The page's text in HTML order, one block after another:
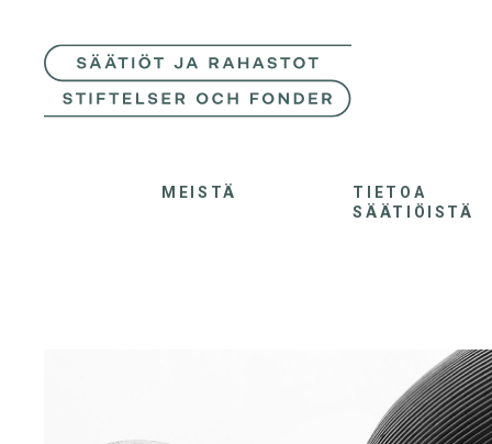
MEISTÄ
TIETOA
SÄÄTIÖISTÄ